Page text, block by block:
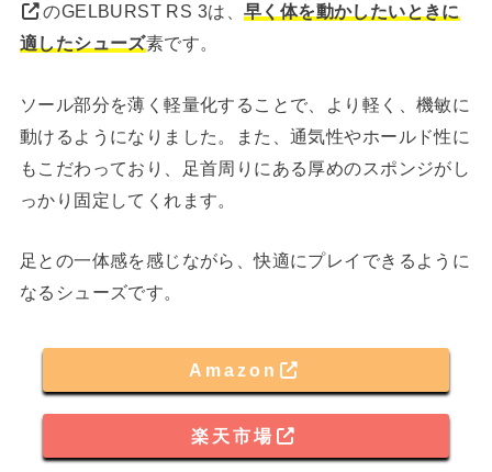
のGELBURST RS 3は、 早く体を動かしたいときに
適したシューズ素です。
ソール部分を薄く軽量化することで、より軽く、機敏に
動けるようになりました。また、通気性やホールド性に
もこだわっており、足首周りにある厚めのスポンジがし
っかり固定してくれます。
足との一体感を感じながら、快適にプレイできるように
なるシューズです。
Amazon
楽天市場